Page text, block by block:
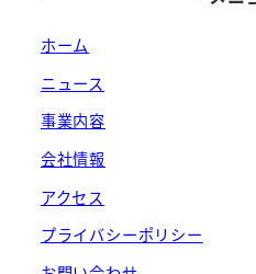
ホーム
ニュース
事業内容
会社情報
アクセス
プライバシーポリシー